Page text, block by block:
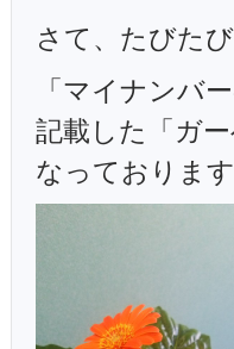
さて、たびた
「マイナンバ
記載した「ガ
なっておりま